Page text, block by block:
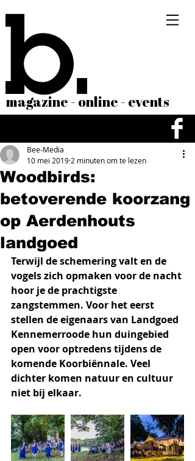
magazine - online - events
Woodbirds:
betoverende koorzang
op Aerdenhouts
landgoed
Bee-Media
10 mei 2019 2 minuten om te lezen
Terwijl de schemering valt en de
vogels zich opmaken voor de nacht
hoor je de prachtigste
zangstemmen. Voor het eerst
stellen de eigenaars van Landgoed
Kennemerroode hun duingebied
open voor optredens tijdens de
komende Koorbiënnale. Veel
dichter komen natuur en cultuur
niet bij elkaar.